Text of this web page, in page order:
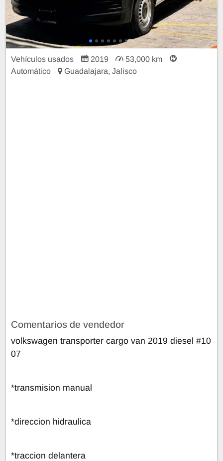
Vehículos usados 2019
53,000 km
Automático
Guadalajara, Jalisco
Comentarios de vendedor
volkswagen transporter cargo van 2019 diesel #10
07
*transmision manual
*direccion hidraulica
*traccion delantera